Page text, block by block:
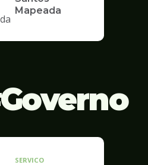
Mapeada
Governo
SERVICO